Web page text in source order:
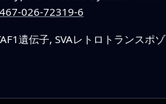
026-72319-6
遺伝子, SVAレトロトランスポ